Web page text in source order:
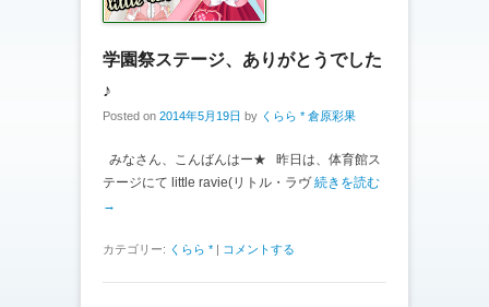
学園祭ステージ、ありがとうでした
♪
Posted on 2014年5月19日 by くらら * 倉原彩果
みなさん、こんばんはー★ 昨日は、体育館ス
テージにて little ravie(リトル・ラヴ続きを読む
→
カテゴリー: くらら * | コメントする